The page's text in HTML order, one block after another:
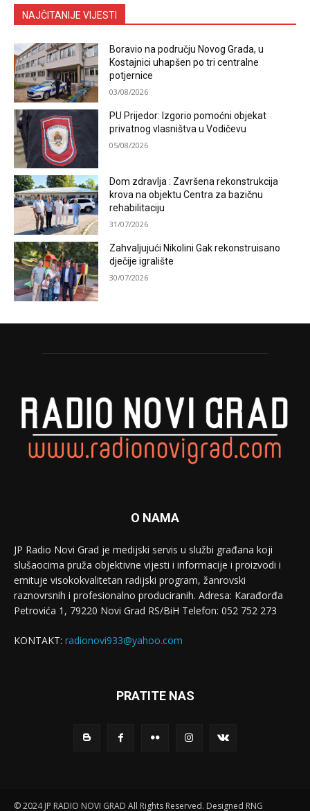
NAJČITANIJE VIJESTI
Boravio na području Novog Grada, u
Kostajnici uhapšen po tri centralne
potjernice
03/08/2026
PU Prijedor: Izgorio pomoćni objekat
privatnog vlasništva u Vodičevu
05/08/2026
Dom zdravlja : Završena rekonstrukcija
krova na objektu Centra za bazičnu
rehabilitaciju
31/07/2026
Zahvaljujući Nikolini Gak rekonstruisano
dječije igralište
30/07/2026
O NAMA
JP Radio Novi Grad je medijski servis u službi građana koji
slušaocima pruža objektivne vijesti i informacije i proizvodi i
emituje visokokvalitetan radijski program, žanrovski
raznovrsnih i profesionalno produciranih. Adresa: Кarađorđa
Petrovića 1, 79220 Novi Grad RS/BiH Telefon: 052 752 273
KONTAKT: radionovi933@yahoo.com
PRATITE NAS
© 2024 JP RADIO NOVI GRAD All Rights Reserved. Designed RNG